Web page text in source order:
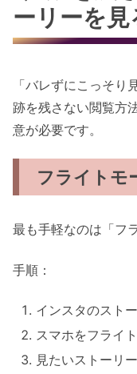
ーリーを見
「バレずにこっそ
跡を残さない閲覧方
意が必要です。
フライトモ
最も手軽なのは「フ
手順：
インスタのスト
スマホをフライ
見たいストーリ